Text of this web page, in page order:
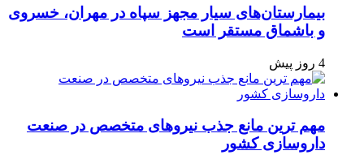
بیمارستان‌های سیار مجهز سپاه در مهران، خسروی
و باشماق مستقر است
4 روز پیش
مهم ترین مانع جذب نیروهای متخصص در صنعت
داروسازی کشور